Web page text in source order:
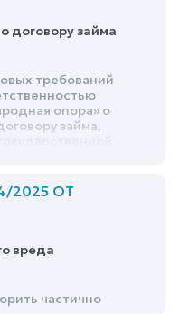
договору займа
требований
опора» о
займа,
2025 ОТ
вреда
частично